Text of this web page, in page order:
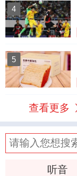
4
5
查看更多
听音